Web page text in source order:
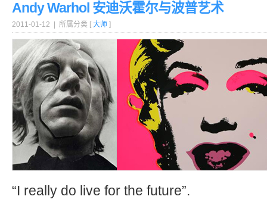
Andy Warhol 安迪沃霍尔与波普艺术
2011-01-12 | 所属分类 [ 大师 ]
“I really do live for the future”.